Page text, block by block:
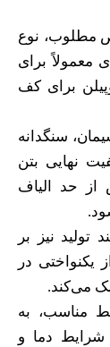
مطلوب، نوع
معمولاً برای
برای کف
سنگدانه
نهایی بتن
حد الیاف
نیز بر
یکنواختی در
می‌کند.
مناسب، به
دما و